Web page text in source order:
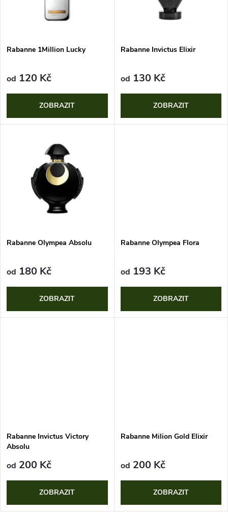
p
r
ů
s
p
r
o
ů
Rabanne 1Million Lucky
od 120 Kč
ZOBRAZIT
Rabanne Invictus Elixir
od 130 Kč
ZOBRAZIT
Rabanne Olympea Absolu
od 180 Kč
ZOBRAZIT
Rabanne Olympea Flora
od 193 Kč
ZOBRAZIT
Rabanne Invictus Victory
Absolu
od 200 Kč
ZOBRAZIT
Rabanne Milion Gold Elixir
od 200 Kč
ZOBRAZIT